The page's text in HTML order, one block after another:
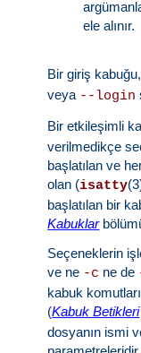
ele alınır.
Bir giriş kabuğu,
veya --login
Bir etkileşimli
verilmedikçe
başlatılan ve
olan (isatty
başlatılan bir
Kabuklar
Seçeneklerin
ve ne -c ne de
kabuk
(Kabuk Betikleri
dosyanın ismi